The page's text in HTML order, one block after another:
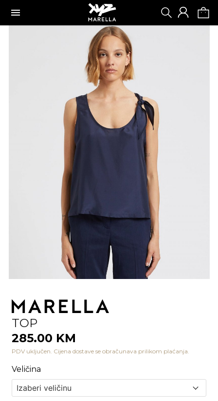
TOP
285.00 KM
PDV uključen. Cijena dostave se obračunava prilikom plaćanja.
Veličina